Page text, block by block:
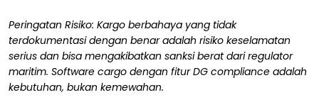
Peringatan Risiko: Kargo berbahaya yang tidak
terdokumentasi dengan benar adalah risiko keselamatan
serius dan bisa mengakibatkan sanksi berat dari regulator
maritim. Software cargo dengan fitur DG compliance adalah
kebutuhan, bukan kemewahan.